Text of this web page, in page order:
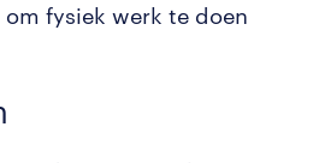
fysiek werk te doen